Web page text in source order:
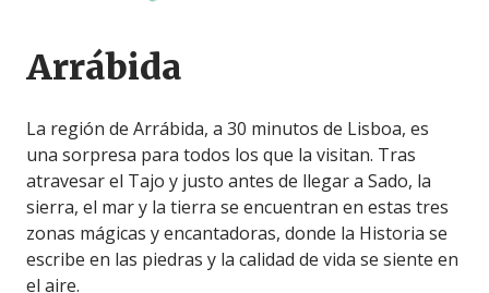
Arrábida
La región de Arrábida, a 30 minutos de Lisboa, es
una sorpresa para todos los que la visitan. Tras
atravesar el Tajo y justo antes de llegar a Sado, la
sierra, el mar y la tierra se encuentran en estas tres
zonas mágicas y encantadoras, donde la Historia se
escribe en las piedras y la calidad de vida se siente en
el aire.